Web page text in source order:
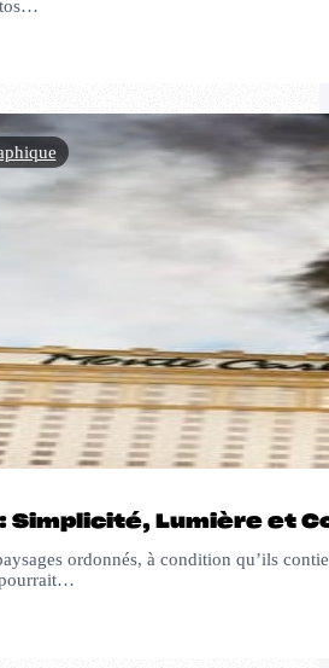
Simplicité, Lumière et
ordonnés, à condition qu’ils
pourrait…